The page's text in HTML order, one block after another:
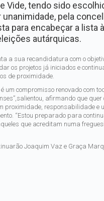
Vide, tendo sido
pela
para encabeçar a lista
autárquicas.
a sua recandidatura com o
os projetos já iniciados e
de proximidade.
um compromisso renovado com
afirmando que
proximidade, responsabilidade e
“Estou preparado para
que acreditam numa
Joaquim Vaz e Graça